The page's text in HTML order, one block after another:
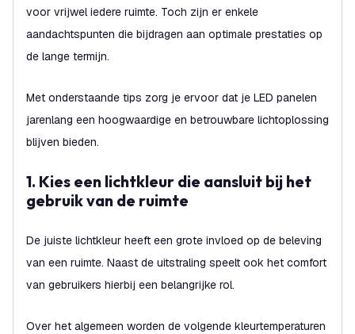
voor vrijwel iedere ruimte. Toch zijn er enkele
aandachtspunten die bijdragen aan optimale prestaties op
de lange termijn.
Met onderstaande tips zorg je ervoor dat je LED panelen
jarenlang een hoogwaardige en betrouwbare lichtoplossing
blijven bieden.
1. Kies een lichtkleur die aansluit bij het
gebruik van de ruimte
De juiste lichtkleur heeft een grote invloed op de beleving
van een ruimte. Naast de uitstraling speelt ook het comfort
van gebruikers hierbij een belangrijke rol.
Over het algemeen worden de volgende kleurtemperaturen